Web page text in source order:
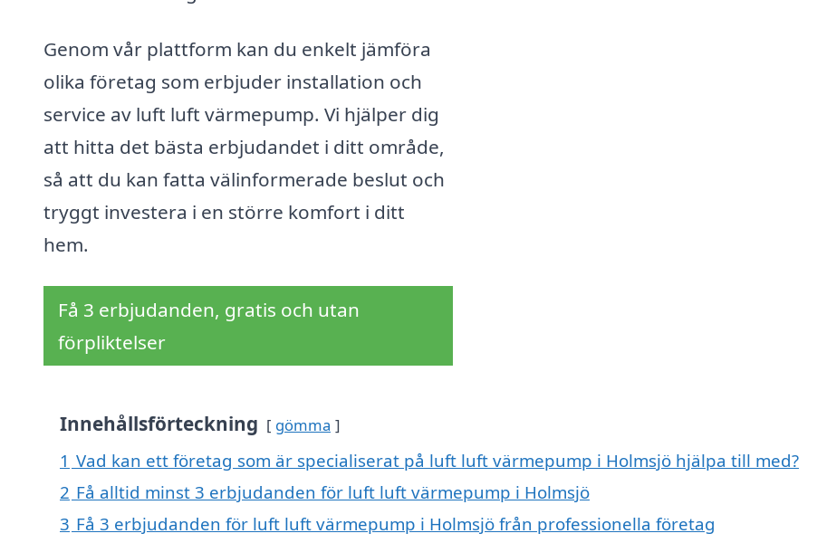
Genom vår plattform kan du enkelt jämföra
olika företag som erbjuder installation och
service av luft luft värmepump. Vi hjälper dig
att hitta det bästa erbjudandet i ditt område,
så att du kan fatta välinformerade beslut och
tryggt investera i en större komfort i ditt
hem.
Få 3 erbjudanden, gratis och utan
förpliktelser
Innehållsförteckning gömma
1 Vad kan ett företag som är specialiserat på luft luft värmepump i Holmsjö hjälpa till med?
2 Få alltid minst 3 erbjudanden för luft luft värmepump i Holmsjö
3 Få 3 erbjudanden för luft luft värmepump i Holmsjö från professionella företag